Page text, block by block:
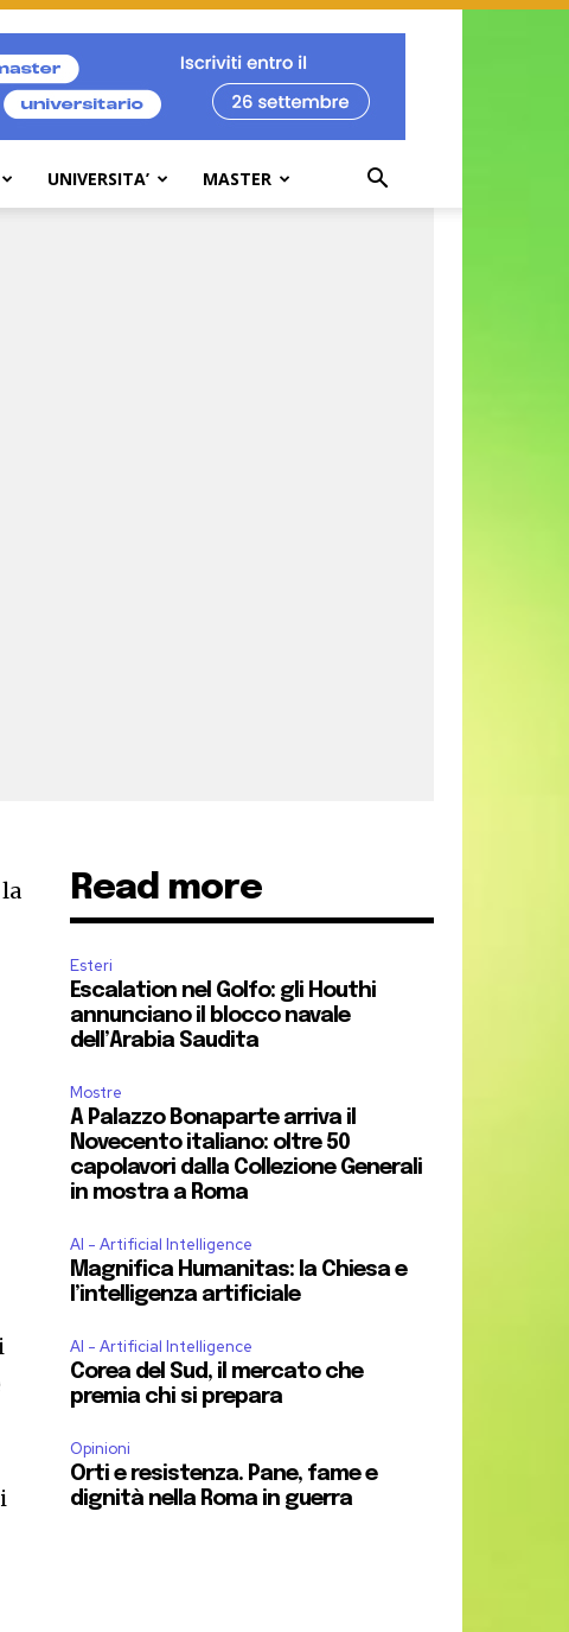
UNIVERSITA’ MASTER
Read more
Esteri
Escalation nel Golfo: gli Houthi
annunciano il blocco navale
dell’Arabia Saudita
Mostre
A Palazzo Bonaparte arriva il
Novecento italiano: oltre 50
capolavori dalla Collezione Generali
in mostra a Roma
AI - Artificial Intelligence
Magnifica Humanitas: la Chiesa e
l’intelligenza artificiale
AI - Artificial Intelligence
Corea del Sud, il mercato che
premia chi si prepara
Opinioni
Orti e resistenza. Pane, fame e
dignità nella Roma in guerra